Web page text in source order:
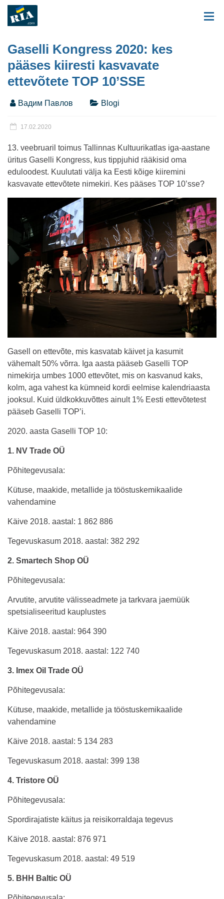
Gaselli Kongress 2020: kes
pääses kiiresti kasvavate
ettevõtete TOP 10’SSE
Вадим Павлов Blogi
17.02.2020
13. veebruaril toimus Tallinnas Kultuurikatlas iga-aastane
üritus Gaselli Kongress, kus tippjuhid rääkisid oma
eduloodest. Kuulutati välja ka Eesti kõige kiiremini
kasvavate ettevõtete nimekiri. Kes pääses TOP 10’sse?
Gasell on ettevõte, mis kasvatab käivet ja kasumit
vähemalt 50% võrra. Iga aasta pääseb Gaselli TOP
nimekirja umbes 1000 ettevõtet, mis on kasvanud kaks,
kolm, aga vahest ka kümneid kordi eelmise kalendriaasta
jooksul. Kuid üldkokkuvõttes ainult 1% Eesti ettevõtetest
pääseb Gaselli TOP’i.
2020. aasta Gaselli TOP 10:
1. NV Trade OÜ
Põhitegevusala:
Kütuse, maakide, metallide ja tööstuskemikaalide
vahendamine
Käive 2018. aastal: 1 862 886
Tegevuskasum 2018. aastal: 382 292
2. Smartech Shop OÜ
Põhitegevusala:
Arvutite, arvutite välisseadmete ja tarkvara jaemüük
spetsialiseeritud kauplustes
Käive 2018. aastal: 964 390
Tegevuskasum 2018. aastal: 122 740
3. Imex Oil Trade OÜ
Põhitegevusala:
Kütuse, maakide, metallide ja tööstuskemikaalide
vahendamine
Käive 2018. aastal: 5 134 283
Tegevuskasum 2018. aastal: 399 138
4. Tristore OÜ
Põhitegevusala:
Spordirajatiste käitus ja reisikorraldaja tegevus
Käive 2018. aastal: 876 971
Tegevuskasum 2018. aastal: 49 519
5. BHH Baltic OÜ